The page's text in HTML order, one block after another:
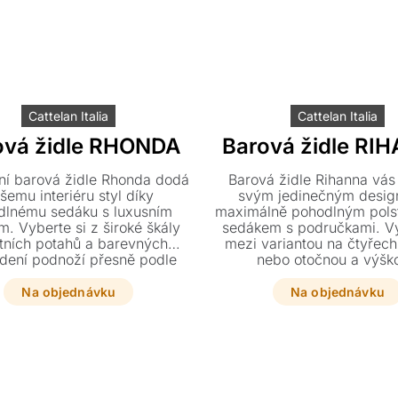
Cattelan Italia
židle RHONDA
barová židle Rhonda dodá
interiéru styl díky
sedáku s luxusním
Vyberte si z široké škály
potahů a barevných
podnoží přesně podle
K dispozici jsou dvě
které skvěle doplní
židle ze stejné kolekce.
Na objednávku
Cattelan Italia
Barová židle
Barová židle Rihanna
svým jedinečným
maximálně pohodlným
sedákem s područkami.
mezi variantou na
nebo otočnou a
nastavitelnou verzí s
křížovou podnoží.
čalounění od textilu až
Na objednávku